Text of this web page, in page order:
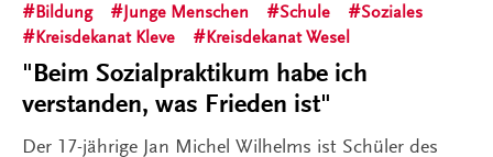
Bildung
Junge Menschen Schule
Soziales
Kreisdekanat Kleve
Kreisdekanat Wesel
"Beim Sozialpraktikum habe ich
verstanden, was Frieden ist"
Der 17-jährige Jan Michel Wilhelms ist Schüler des